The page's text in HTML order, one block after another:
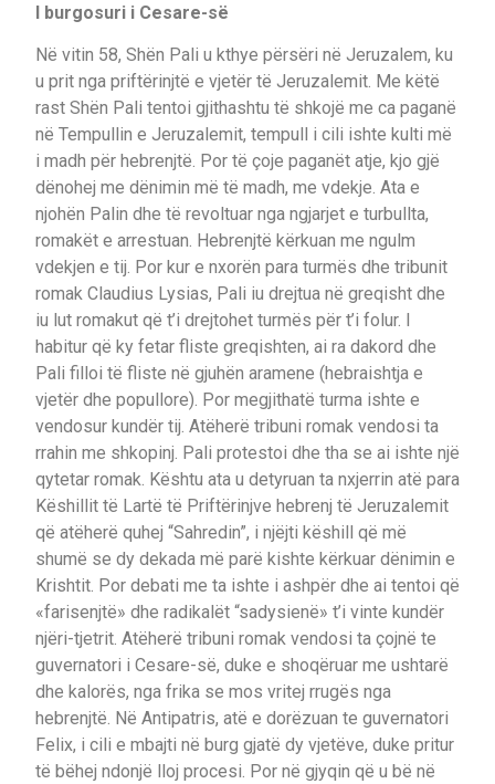
I burgosuri i Cesare-së
Në vitin 58, Shën Pali u kthye përsëri në Jeruzalem, ku
u prit nga priftërinjtë e vjetër të Jeruzalemit. Me këtë
rast Shën Pali tentoi gjithashtu të shkojë me ca paganë
në Tempullin e Jeruzalemit, tempull i cili ishte kulti më
i madh për hebrenjtë. Por të çoje paganët atje, kjo gjë
dënohej me dënimin më të madh, me vdekje. Ata e
njohën Palin dhe të revoltuar nga ngjarjet e turbullta,
romakët e arrestuan. Hebrenjtë kërkuan me ngulm
vdekjen e tij. Por kur e nxorën para turmës dhe tribunit
romak Claudius Lysias, Pali iu drejtua në greqisht dhe
iu lut romakut që t’i drejtohet turmës për t’i folur. I
habitur që ky fetar fliste greqishten, ai ra dakord dhe
Pali filloi të fliste në gjuhën aramene (hebraishtja e
vjetër dhe popullore). Por megjithatë turma ishte e
vendosur kundër tij. Atëherë tribuni romak vendosi ta
rrahin me shkopinj. Pali protestoi dhe tha se ai ishte një
qytetar romak. Kështu ata u detyruan ta nxjerrin atë para
Këshillit të Lartë të Priftërinjve hebrenj të Jeruzalemit
që atëherë quhej “Sahredin”, i njëjti këshill që më
shumë se dy dekada më parë kishte kërkuar dënimin e
Krishtit. Por debati me ta ishte i ashpër dhe ai tentoi që
«farisenjtë» dhe radikalët “sadysienë» t’i vinte kundër
njëri-tjetrit. Atëherë tribuni romak vendosi ta çojnë te
guvernatori i Cesare-së, duke e shoqëruar me ushtarë
dhe kalorës, nga frika se mos vritej rrugës nga
hebrenjtë. Në Antipatris, atë e dorëzuan te guvernatori
Felix, i cili e mbajti në burg gjatë dy vjetëve, duke pritur
të bëhej ndonjë lloj procesi. Por në gjyqin që u bë në